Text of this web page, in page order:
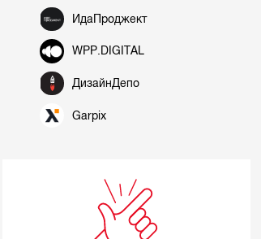
ИдаПроджект
WPP.DIGITAL
ДизайнДепо
Garpix